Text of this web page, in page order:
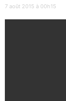
7 août 2015 à 00h15